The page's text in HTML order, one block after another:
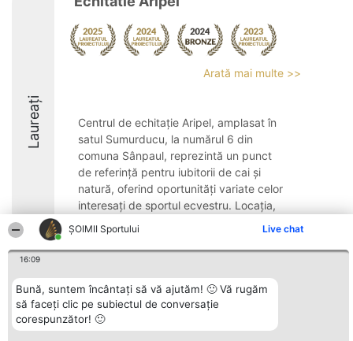
ȘOIMII Sportului Live chat
16:09
Bună, suntem încântați să vă ajutăm! 🙂 Vă rugăm
să faceți clic pe subiectul de conversație
corespunzător! 🙂
Laureați
Arată mai multe >>
Centrul de echitație Aripel, amplasat în
satul Sumurducu, la numărul 6 din
comuna Sânpaul, reprezintă un punct
de referință pentru iubitorii de cai și
natură, oferind oportunități variate celor
interesați de sportul ecvestru. Locația,
8.8
Organizator Ranking
BRIGHT SOLUTIONS BR SRL
Aleea Timisul De Sus 2 Bl. A30
Plebiscyt
Lista Tuturor